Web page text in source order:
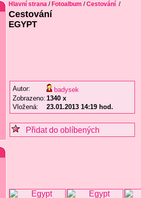
Hlavní strana / Fotoalbum /Cestování /
Cestování
EGYPT
Autor:
badysek
Zobrazeno: 1340 x
Vložená:
23.01.2013 14:19 hod.
Přidat do oblíbených